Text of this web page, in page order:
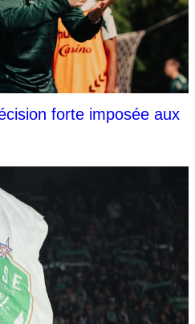
forte imposée aux